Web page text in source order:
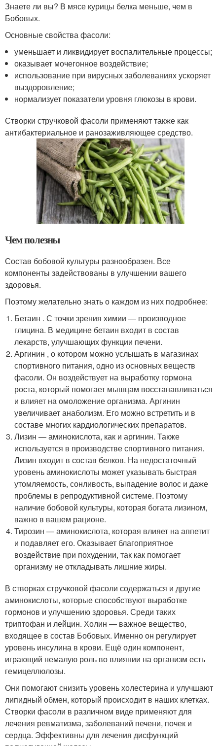
Знаете ли вы? В мясе курицы белка меньше, чем в
Бобовых.
Основные свойства фасоли:
уменьшает и ликвидирует воспалительные процессы;
оказывает мочегонное воздействие;
использование при вирусных заболеваниях ускоряет
выздоровление;
нормализует показатели уровня глюкозы в крови.
Створки стручковой фасоли применяют также как
антибактериальное и ранозаживляющее средство.
Чем полезны
Состав бобовой культуры разнообразен. Все
компоненты задействованы в улучшении вашего
здоровья.
Поэтому желательно знать о каждом из них подробнее:
Бетаин . С точки зрения химии — производное
глицина. В медицине бетаин входит в состав
лекарств, улучшающих функции печени.
Аргинин , о котором можно услышать в магазинах
спортивного питания, одно из основных веществ
фасоли. Он воздействует на выработку гормона
роста, который помогает мышцам восстанавливаться
и влияет на омоложение организма. Аргинин
увеличивает анаболизм. Его можно встретить и в
составе многих кардиологических препаратов.
Лизин — аминокислота, как и аргинин. Также
используется в производстве спортивного питания.
Лизин входит в состав белков. На недостаточный
уровень аминокислоты может указывать быстрая
утомляемость, сонливость, выпадение волос и даже
проблемы в репродуктивной системе. Поэтому
наличие бобовой культуры, которая богата лизином,
важно в вашем рационе.
Тирозин — аминокислота, которая влияет на аппетит
и подавляет его. Оказывает благоприятное
воздействие при похудении, так как помогает
организму не откладывать лишние жиры.
В створках стручковой фасоли содержаться и другие
аминокислоты, которые способствуют выработке
гормонов и улучшению здоровья. Среди таких
триптофан и лейцин. Холин — важное вещество,
входящее в состав Бобовых. Именно он регулирует
уровень инсулина в крови. Ещё один компонент,
играющий немалую роль во влиянии на организм есть
гемицеллюлозы.
Они помогают снизить уровень холестерина и улучшают
липидный обмен, который происходит в наших клетках.
Створки фасоли в различном виде применяют для
лечения ревматизма, заболеваний печени, почек и
сердца. Эффективны для лечения дисфункций